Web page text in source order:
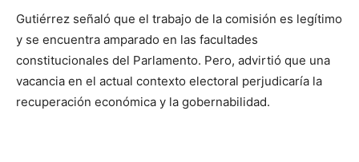
Gutiérrez señaló que el trabajo de la comisión es legítimo
y se encuentra amparado en las facultades
constitucionales del Parlamento. Pero, advirtió que una
vacancia en el actual contexto electoral perjudicaría la
recuperación económica y la gobernabilidad.